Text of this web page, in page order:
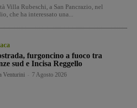
Villa Rubeschi, a San Pancrazio, nel
che ha interessato una...
furgoncino a fuoco tra
sud e Incisa Reggello
Venturini 7 Agosto 2026